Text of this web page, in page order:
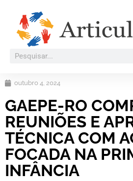
outubro 4, 2024
GAEPE-RO
REUNIÕES E
TÉCNICA COM
FOCADA NA
INFÂNCIA